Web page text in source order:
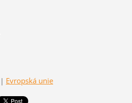
| Evropská unie